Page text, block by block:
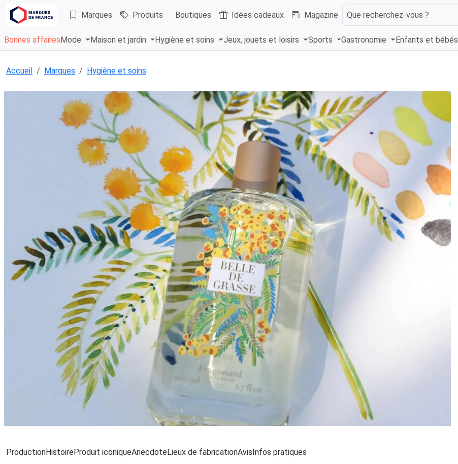
Marques Produits Boutiques Idées cadeaux Magazine Que recherchez-vous ?
Bonnes affaires Mode Maison et jardin Hygiène et soins Jeux, jouets et loisirs Sports Gastronomie Enfants et bébés
Accueil Marques Hygiène et soins
Chargement...
ProductionHistoireProduit iconiqueAnecdoteLieux de fabricationAvis Infos pratiques